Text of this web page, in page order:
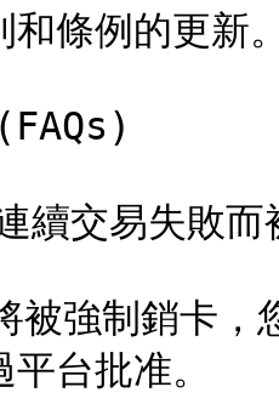
和條例的更新
續交易失敗而
強制銷卡，
台批准。